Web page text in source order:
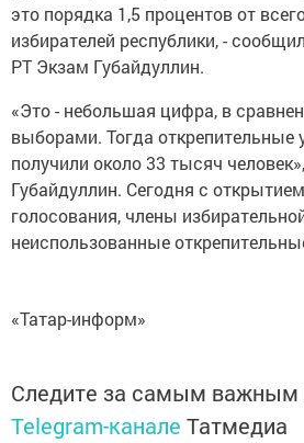
это порядка 1,5 процентов от
избирателей республики, -
РТ Экзам Губайдуллин.
«Это - небольшая цифра, в
выборами. Тогда открепительные
получили около 33 тысяч
Губайдуллин. Сегодня с
голосования, члены
неиспользованные
«Татар-информ»
Следите за самым важным
Telegram-канале Татмедиа